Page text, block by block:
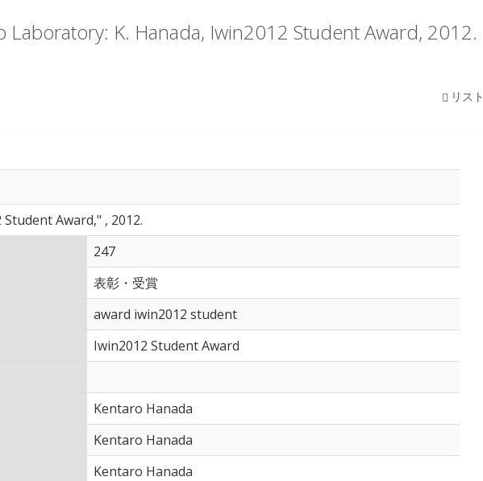
Laboratory: K. Hanada, Iwin2012 Student Award, 2012.
リスト
Award," , 2012.
247
表彰・受賞
award iwin2012 student
Iwin2012 Student Award
Kentaro Hanada
Kentaro Hanada
Kentaro Hanada